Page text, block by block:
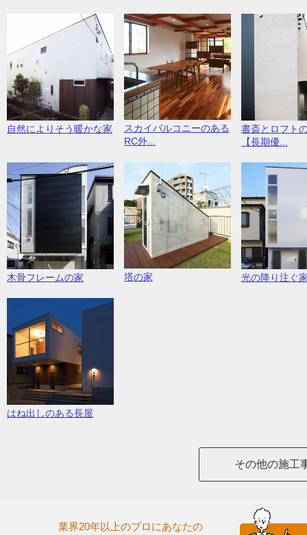
自然によりそう暖かな家
スカイバルコニーのある
RC外...
書斎とロフト
【長期優...
木骨フレームの家 塔の家 光の降り注ぐ
はね出しのある長屋
その他の施工
業界20年以上のプロにあなたの